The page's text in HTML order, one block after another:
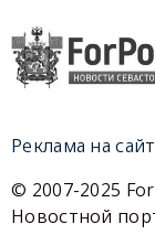
Реклама на
© 2007-2025
Новостной